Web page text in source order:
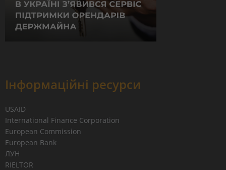
Інформаційні ресурси
USAID
International Finance Corporation
European Commission
European Bank
ЛУН
RIELTOR